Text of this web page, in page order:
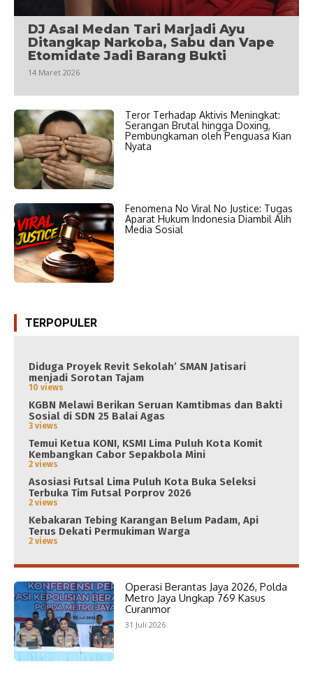
DJ Asal Medan Tari Marjadi Ayu
Ditangkap Narkoba, Sabu dan Vape
Etomidate Jadi Barang Bukti
14 Maret 2026
Teror Terhadap Aktivis Meningkat:
Serangan Brutal hingga Doxing,
Pembungkaman oleh Penguasa Kian
Nyata
Fenomena No Viral No Justice: Tugas
Aparat Hukum Indonesia Diambil Alih
Media Sosial
TERPOPULER
Diduga Proyek Revit Sekolah’ SMAN Jatisari
menjadi Sorotan Tajam
10 views
KGBN Melawi Berikan Seruan Kamtibmas dan Bakti
Sosial di SDN 25 Balai Agas
3 views
Temui Ketua KONI, KSMI Lima Puluh Kota Komit
Kembangkan Cabor Sepakbola Mini
2 views
Asosiasi Futsal Lima Puluh Kota Buka Seleksi
Terbuka Tim Futsal Porprov 2026
2 views
Kebakaran Tebing Karangan Belum Padam, Api
Terus Dekati Permukiman Warga
2 views
Operasi Berantas Jaya 2026, Polda
Metro Jaya Ungkap 769 Kasus
Curanmor
31 Juli 2026